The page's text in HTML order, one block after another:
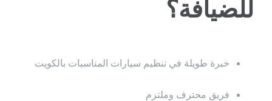
للضيافة؟
خبرة طويلة في تنظيم سيارات المناسبات بالكويت
فريق محترف وملتزم